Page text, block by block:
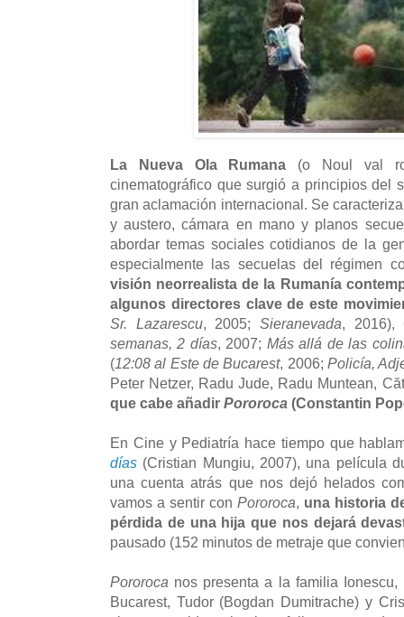
La Nueva Ola Rumana (o Noul val
cinematográfico que surgió a principios del
gran aclamación internacional. Se
y austero, cámara en mano y planos
abordar temas sociales cotidianos de la
especialmente las secuelas del régimen
visión neorrealista de la Rumanía
algunos directores clave de este
Sr. Lazarescu, 2005;Sieranevada, 2016),
semanas, 2 días, 2007; Más allá de las
(12:08 al Este de Bucarest, 2006;Policía,
Peter Netzer, Radu Jude, Radu Muntean,
que cabe añadir Pororoca (Constantin
En Cine y Pediatría hace tiempo que
días (Cristian Mungiu, 2007), una película
una cuenta atrás que nos dejó helados
vamos a sentir con Pororoca, una historia
pérdida de una hija que nos dejará
pausado (152 minutos de metraje que
Pororoca nos presenta a la familia
Bucarest, Tudor (Bogdan Dumitrache) y